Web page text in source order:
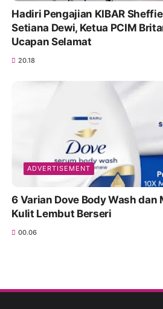
Hadiri Pengajian KIBAR
Setiana Dewi, Ketua PCIM
Ucapan Selamat
20.18
ADVERTISEMENT
6 Varian Dove Body Wash
Kulit Lembut Berseri
00.06